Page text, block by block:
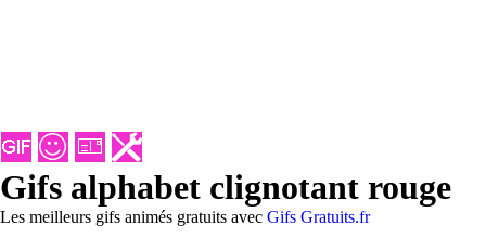
Gifs alphabet clignotant rouge
Les meilleurs gifs animés gratuits avec Gifs Gratuits.fr